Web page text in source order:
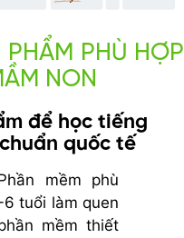
PHẨM PHÙ HỢP
NON
để học tiếng
quốc tế
mềm phù
tuổi làm quen
mềm thiết